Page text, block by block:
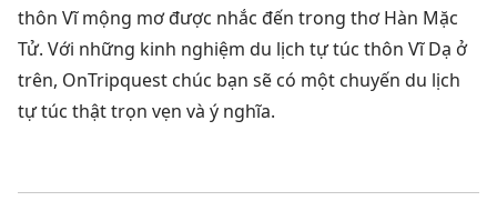
thôn Vĩ mộng mơ được nhắc đến trong thơ Hàn Mặc
Tử. Với những kinh nghiệm du lịch tự túc thôn Vĩ Dạ ở
trên, OnTripquest chúc bạn sẽ có một chuyến du lịch
tự túc thật trọn vẹn và ý nghĩa.